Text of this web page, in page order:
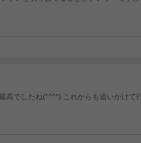
高でしたね(*^^*) これからも追いかけて